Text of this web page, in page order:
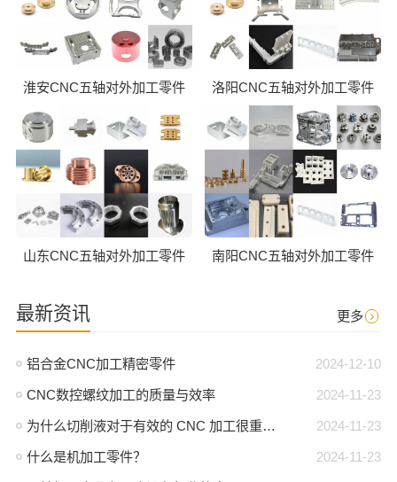
淮安CNC五轴对外加工零件 洛阳CNC五轴对外加工零件
山东CNC五轴对外加工零件 南阳CNC五轴对外加工零件
最新资讯 更多
2024-12-10
铝合金CNC加工精密零件
2024-11-23
CNC数控螺纹加工的质量与效率
2024-11-23
为什么切削液对于有效的 CNC 加工很重要？
2024-11-23
什么是机加工零件？